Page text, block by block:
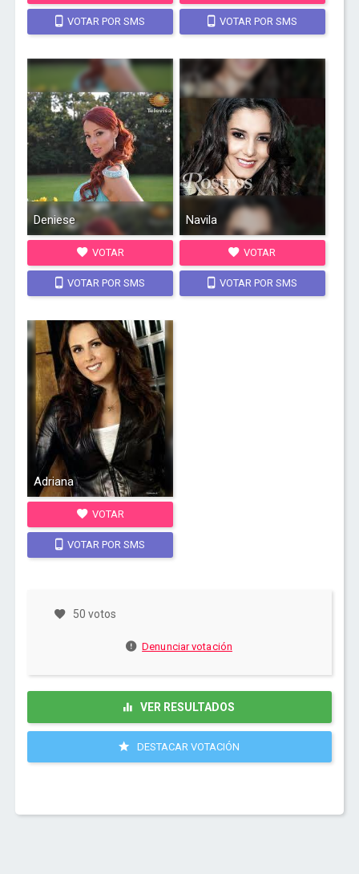
VOTAR POR SMS VOTAR POR SMS
Deniese
VOTAR
VOTAR POR SMS
Navila
VOTAR
VOTAR POR SMS
Adriana
VOTAR
VOTAR POR SMS
50 votos
Denunciar votación
VER RESULTADOS
DESTACAR VOTACIÓN